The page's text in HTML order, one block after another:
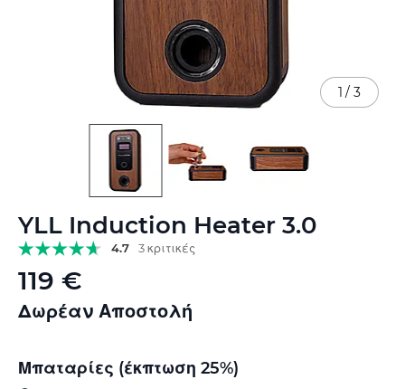
YLL Induction Heater 3.0
4.7 3 κριτικές
119 €
Δωρέαν Αποστολή
Μπαταρίες (έκπτωση 25%)
1 / 3
στην
αρχή
της
συλλογής